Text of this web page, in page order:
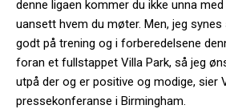
denne ligaen kommer du ikke unna
uansett hvem du møter. Men, jeg
godt på trening og i forberedelsene
foran et fullstappet Villa Park, så jeg
utpå der og er positive og modige, sier
pressekonferanse i Birmingham.